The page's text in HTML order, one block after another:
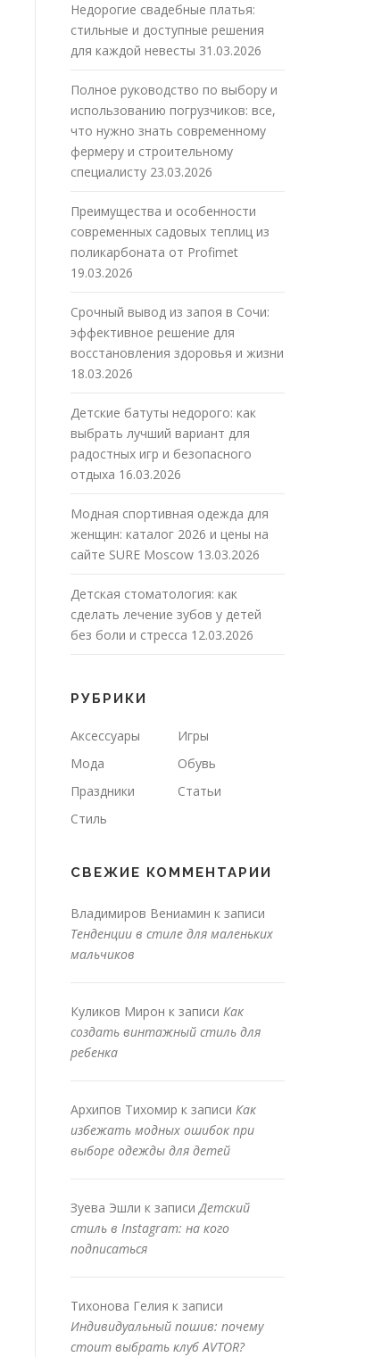
Недорогие свадебные платья:
стильные и доступные решения
для каждой невесты 31.03.2026
Полное руководство по выбору и
использованию погрузчиков: все,
что нужно знать современному
фермеру и строительному
специалисту 23.03.2026
Преимущества и особенности
современных садовых теплиц из
поликарбоната от Profimet
19.03.2026
Срочный вывод из запоя в Сочи:
эффективное решение для
восстановления здоровья и жизни
18.03.2026
Детские батуты недорого: как
выбрать лучший вариант для
радостных игр и безопасного
отдыха 16.03.2026
Модная спортивная одежда для
женщин: каталог 2026 и цены на
сайте SURE Moscow 13.03.2026
Детская стоматология: как
сделать лечение зубов у детей
без боли и стресса 12.03.2026
РУБРИКИ
Аксессуары
Игры
Мода
Обувь
Праздники
Статьи
Стиль
СВЕЖИЕ КОММЕНТАРИИ
Владимиров Вениамин к записи
Тенденции в стиле для маленьких
мальчиков
Куликов Мирон к записи Как
создать винтажный стиль для
ребенка
Архипов Тихомир к записи Как
избежать модных ошибок при
выборе одежды для детей
Зуева Эшли к записиДетский
стиль в Instagram: на кого
подписаться
Тихонова Гелия к записи
Индивидуальный пошив: почему
стоит выбрать клуб AVTOR?